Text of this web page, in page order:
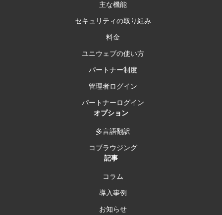
主な機能
セキュリティの取り組み
料金
ユニウェブの使い方
パートナー制度
管理者ログイン
パートナーログイン
オプション
多言語翻訳
コブラウジング
記事
コラム
導入事例
お知らせ